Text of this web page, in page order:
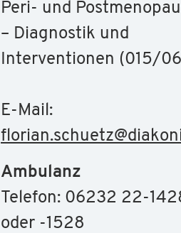
Peri- und
– Diagnostik und
Interventionen (015/
E-Mail:
florian.schuetz@
Ambulanz
Telefon: 06232 22-
oder -1528